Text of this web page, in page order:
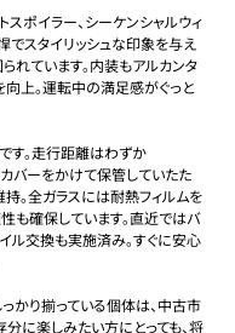
ポイラー、シーケンシャルウィ
でスタイリッシュな印象を与え
れています。内装もアルカンタ
上。運転中の満足感がぐっと
す。走行距離はわずか
バーをかけて保管していたた
。全ガラスには耐熱フィルムを
も確保しています。直近ではバ
ル交換も実施済み。すぐに安心
かり揃っている個体は、中古市
に楽しみたい方にとっても、将